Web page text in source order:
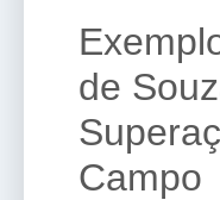
de
Campo